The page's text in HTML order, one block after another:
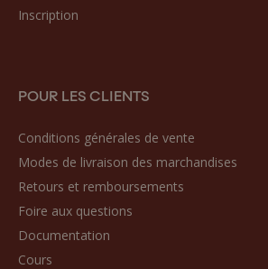
Inscription
POUR LES CLIENTS
Conditions générales de vente
Modes de livraison des marchandises
Retours et remboursements
Foire aux questions
Documentation
Cours